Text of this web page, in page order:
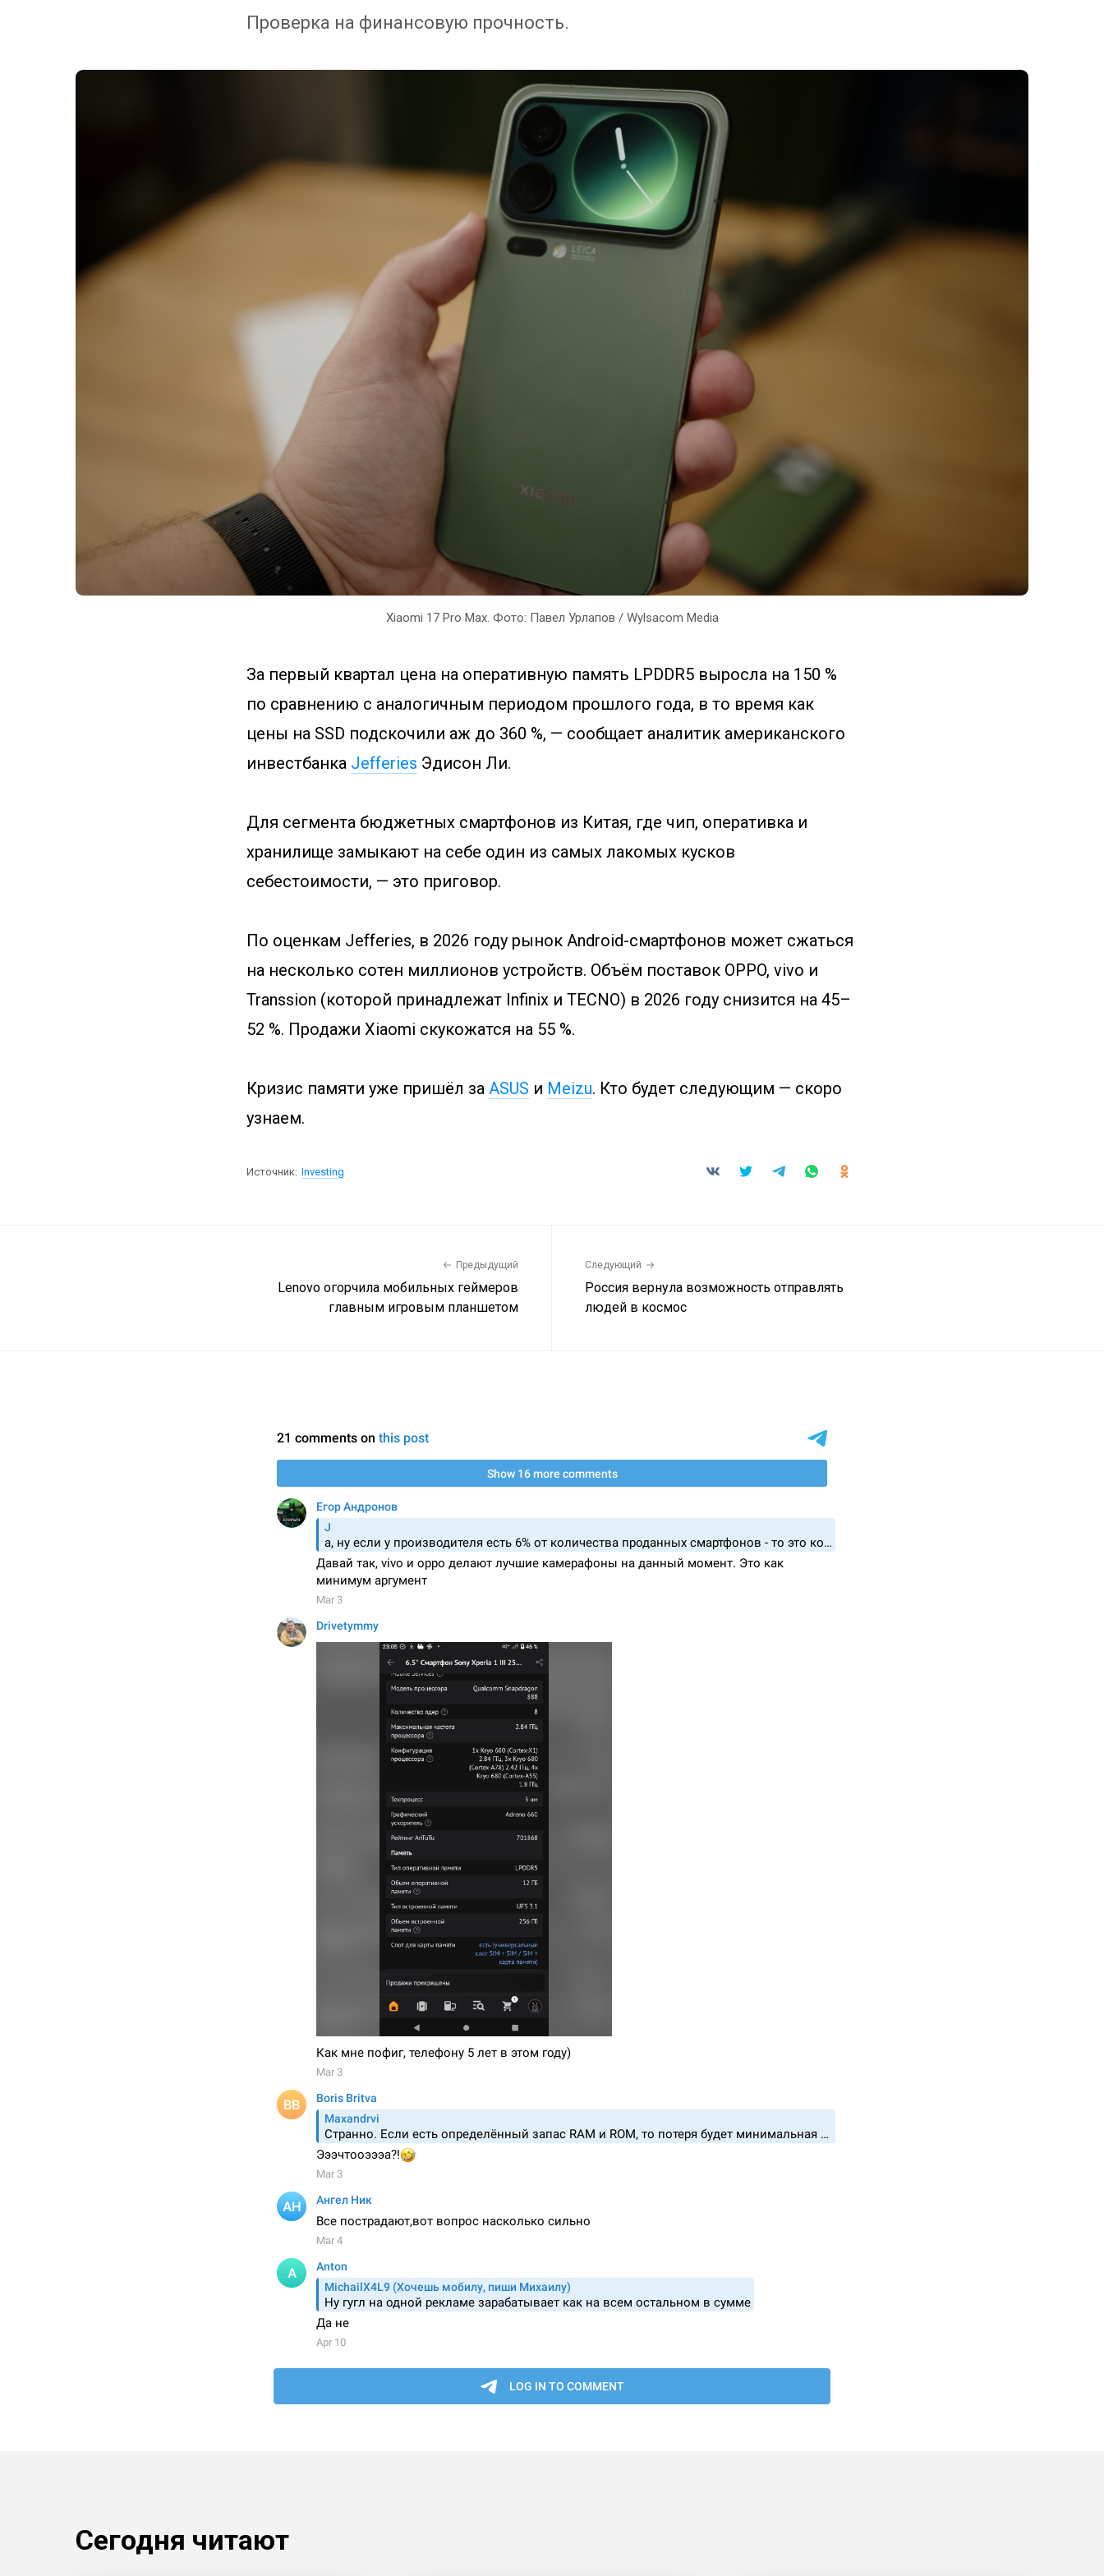
Проверка на финансовую прочность.
Xiaomi 17 Pro Max. Фото: Павел Урлапов / Wylsacom Media
За первый квартал цена на оперативную память LPDDR5 выросла на 150 %
по сравнению с аналогичным периодом прошлого года, в то время как
цены на SSD подскочили аж до 360 %, — сообщает аналитик американского
инвестбанка Jefferies Эдисон Ли.
Для сегмента бюджетных смартфонов из Китая, где чип, оперативка и
хранилище замыкают на себе один из самых лакомых кусков
себестоимости, — это приговор.
По оценкам Jefferies, в 2026 году рынок Android-смартфонов может сжаться
на несколько сотен миллионов устройств. Объём поставок OPPO, vivo и
Transsion (которой принадлежат Infinix и TECNO) в 2026 году снизится на 45–
52 %. Продажи Xiaomi скукожатся на 55 %.
Кризис памяти уже пришёл за ASUS и Meizu. Кто будет следующим — скоро
узнаем.
Источник: Investing
Предыдущий
Lenovo огорчила мобильных геймеров
главным игровым планшетом
Следующий
Россия вернула возможность отправлять
людей в космос
Сегодня читают